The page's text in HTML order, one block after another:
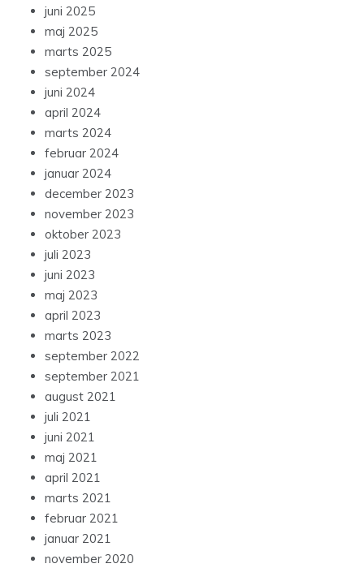
juni 2025
maj 2025
marts 2025
september 2024
juni 2024
april 2024
marts 2024
februar 2024
januar 2024
december 2023
november 2023
oktober 2023
juli 2023
juni 2023
maj 2023
april 2023
marts 2023
september 2022
september 2021
august 2021
juli 2021
juni 2021
maj 2021
april 2021
marts 2021
februar 2021
januar 2021
november 2020